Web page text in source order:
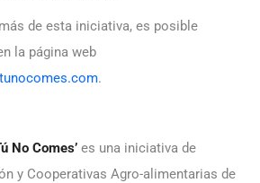
de esta iniciativa, es posible
la página web
.
No Comes’ es una iniciativa de
y Cooperativas Agro-alimentarias de